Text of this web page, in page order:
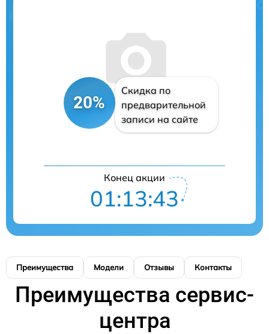
20%
Скидка по
предварительной
записи на сайте
Конец акции
01:13:43
Преимущества Модели Отзывы Контакты
Преимущества сервис-
центра